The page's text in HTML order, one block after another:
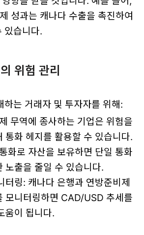
성과는 캐나다 수출을 촉진하여
있습니다.
위험 관리
는 거래자 및 투자자를 위해:
무역에 종사하는 기업은 위험을
통화 헤지를 활용할 수 있습니다.
화로 자산을 보유하면 단일 통화
노출을 줄일 수 있습니다.
터링: 캐나다 은행과 연방준비제
모니터링하면 CAD/USD 추세를
움이 됩니다.